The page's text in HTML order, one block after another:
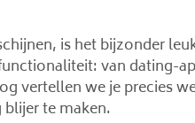
is het bijzonder
van dating-
vertellen we je precies
te maken.